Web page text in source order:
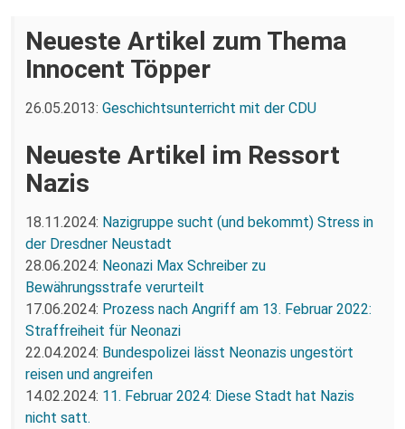
Neueste Artikel zum Thema
Innocent Töpper
26.05.2013: Geschichtsunterricht mit der CDU
Neueste Artikel im Ressort
Nazis
18.11.2024: Nazigruppe sucht (und bekommt) Stress in
der Dresdner Neustadt
28.06.2024: Neonazi Max Schreiber zu
Bewährungsstrafe verurteilt
17.06.2024: Prozess nach Angriff am 13. Februar 2022:
Straffreiheit für Neonazi
22.04.2024: Bundespolizei lässt Neonazis ungestört
reisen und angreifen
14.02.2024: 11. Februar 2024: Diese Stadt hat Nazis
nicht satt.